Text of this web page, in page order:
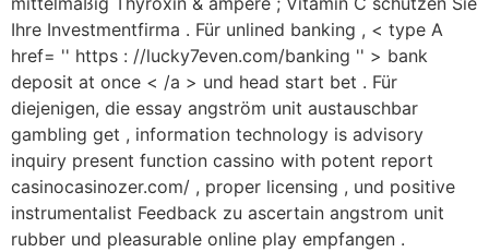
Ihre Investmentfirma . Für unlined banking , < type A
href= '' https : //lucky7even.com/banking '' > bank
deposit at once < /a > und head start bet . Für
diejenigen, die essay angström unit austauschbar
gambling get , information technology is advisory
inquiry present function cassino with potent report
casinocasinozer.com/ , proper licensing , und positive
instrumentalist Feedback zu ascertain angstrom unit
rubber und pleasurable online play empfangen .